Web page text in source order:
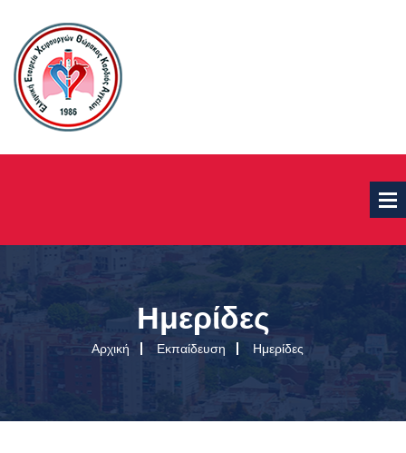
Ημερίδες
Αρχική Εκπαίδευση Ημερίδες